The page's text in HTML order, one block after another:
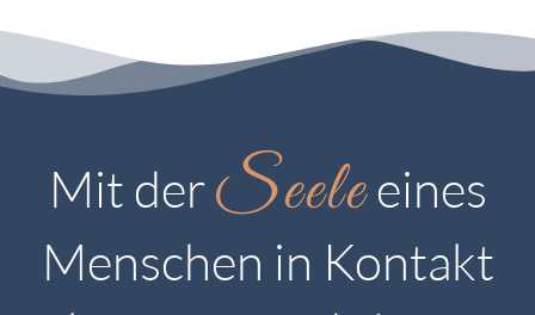
Mit derSeeleeines
Menschen in Kontakt